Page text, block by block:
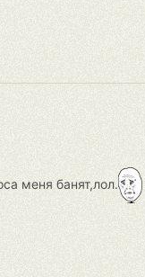
меня банят,лол.